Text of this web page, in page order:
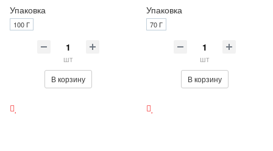
Упаковка
100 Г
шт
В корзину
Упаковка
70 Г
шт
В корзину